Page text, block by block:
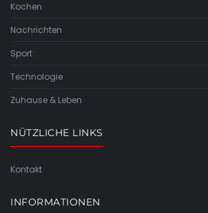
Kochen
Nachrichten
Sport
Technologie
Zuhause & Leben
NÜTZLICHE LINKS
Kontakt
INFORMATIONEN